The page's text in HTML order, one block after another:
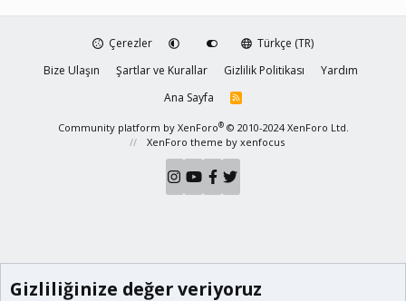
Çerezler
Türkçe (TR)
Bize Ulaşın
Şartlar ve Kurallar Gizlilik Politikası
Yardım
Ana Sayfa
R
S
Community platform by XenForo® © 2010-2024 XenForo Ltd.
XenForo theme by xenfocus
Gizliliğinize değer veriyoruz